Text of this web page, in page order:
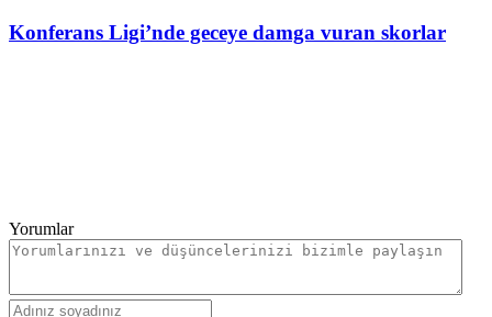
Konferans Ligi’nde geceye damga vuran skorlar
Yorumlar